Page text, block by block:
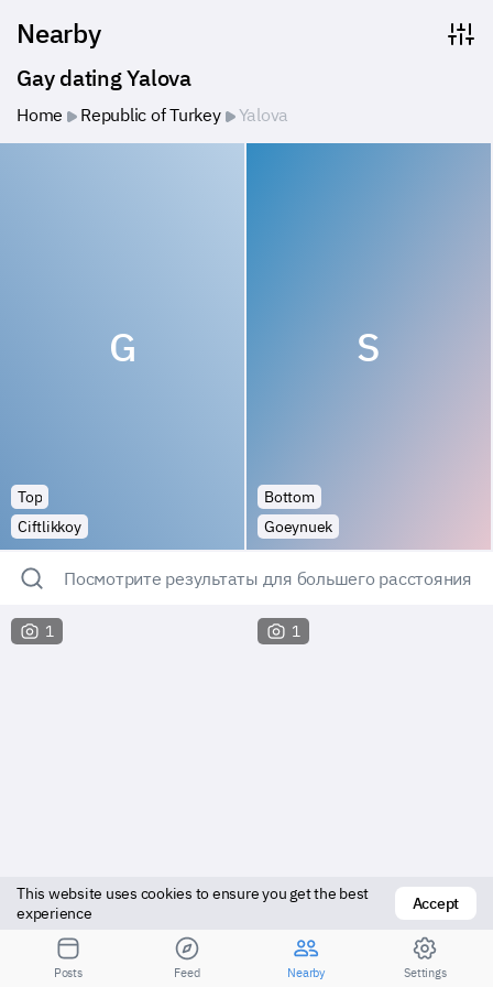
Nearby
Gay dating Yalova
Home Republic of Turkey Yalova
G
Top
Ciftlikkoy
S
Bottom
Goeynuek
Посмотрите результаты для большего расстояния
1
Bottom
1
This website uses cookies to ensure you get the best
experience
Accept
Posts Feed Nearby Settings